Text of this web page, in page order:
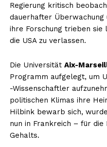
Regierung kritisch
dauerhafter
ihre Forschung trieben sie
die USA zu verlassen.
Die Universität Aix-
Programm aufgelegt, um
-Wissenschaftler
politischen Klimas ihre
Hilbink bewarb sich,
nun in Frankreich – für
Gehalts.